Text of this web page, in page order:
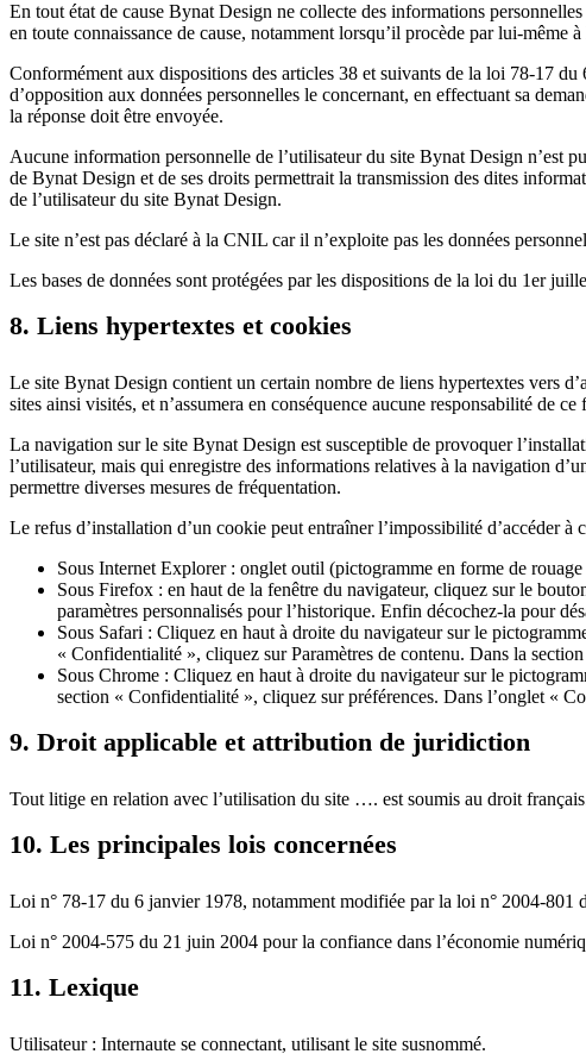
En tout état de cause Bynat Design ne collecte des informations
en toute connaissance de cause, notamment lorsqu’il procède par lui-
Conformément aux dispositions des articles 38 et suivants de la loi 78-17
d’opposition aux données personnelles le concernant, en effectuant sa
la réponse doit être envoyée.
Aucune information personnelle de l’utilisateur du site Bynat Design n’est
de Bynat Design et de ses droits permettrait la transmission des dites
de l’utilisateur du site Bynat Design.
Le site n’est pas déclaré à la CNIL car il n’exploite pas les données
Les bases de données sont protégées par les dispositions de la loi du 1er
8. Liens hypertextes et cookies
Le site Bynat Design contient un certain nombre de liens hypertextes vers
sites ainsi visités, et n’assumera en conséquence aucune responsabilité de ce
La navigation sur le site Bynat Design est susceptible de provoquer
l’utilisateur, mais qui enregistre des informations relatives à la navigation
permettre diverses mesures de fréquentation.
Le refus d’installation d’un cookie peut entraîner l’impossibilité d’accéder
Sous Internet Explorer : onglet outil (pictogramme en forme de
Sous Firefox : en haut de la fenêtre du navigateur, cliquez sur le
paramètres personnalisés pour l’historique. Enfin décochez-la pour
Sous Safari : Cliquez en haut à droite du navigateur sur le
« Confidentialité », cliquez sur Paramètres de contenu. Dans la
Sous Chrome : Cliquez en haut à droite du navigateur sur le
section « Confidentialité », cliquez sur préférences. Dans l’onglet «
9. Droit applicable et attribution de juridiction
Tout litige en relation avec l’utilisation du site …. est soumis au droit
10. Les principales lois concernées
Loi n° 78-17 du 6 janvier 1978, notamment modifiée par la loi n° 2004-801
Loi n° 2004-575 du 21 juin 2004 pour la confiance dans l’économie
11. Lexique
Utilisateur : Internaute se connectant, utilisant le site susnommé.